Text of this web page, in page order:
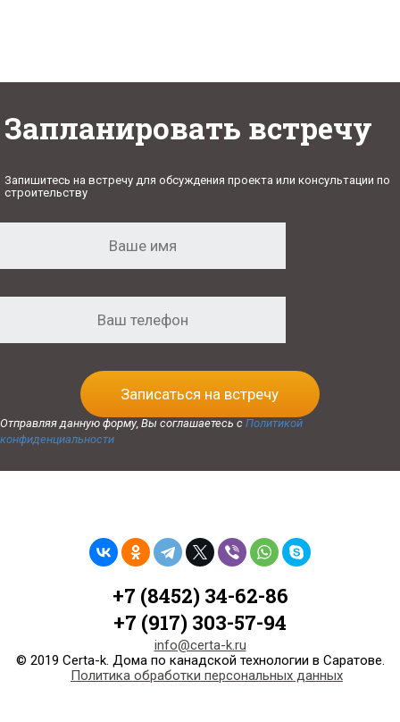
Запланировать встречу
Запишитесь на встречу для обсуждения проекта или консультации по
строительству
Записаться на встречу
Отправляя данную форму, Вы соглашаетесь с Политикой
конфиденциальности
+7 (8452) 34-62-86
+7 (917) 303-57-94
info@certa-k.ru
© 2019 Certa-k. Дома по канадской технологии в Саратове.
Политика обработки персональных данных